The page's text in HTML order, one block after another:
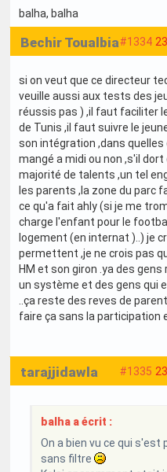
balha, balha
#1334
Bechir Toualbia
si on veut que ce directeur
veuille aussi aux tests des
réussis pas ) ,il faut faciliter
de Tunis ,il faut suivre le
son intégration ,dans
mangé a midi ou non ,s'il
majorité de talents ,un tel
les parents ,la zone du parc
ce qu'a fait ahly (si je me
charge l'enfant pour le
logement (en internat )..) je
permettent ,je ne crois pas
HM et son giron .ya des
un système et des gens qui
..ça reste des reves de
faire ça sans la participation
#1335
tarajjidawla
balha a écrit :
On a bien vu ce qui s'est
sans filtre